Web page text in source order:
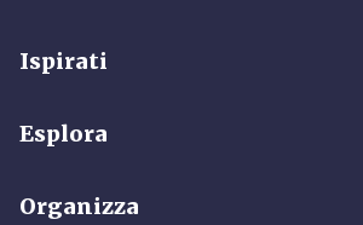
Ispirati
Esplora
Organizza